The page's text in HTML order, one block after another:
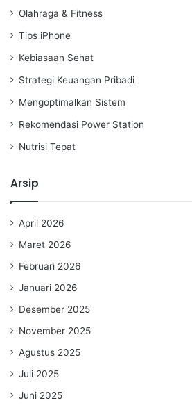
Olahraga & Fitness
Tips iPhone
Kebiasaan Sehat
Strategi Keuangan Pribadi
Mengoptimalkan Sistem
Rekomendasi Power Station
Nutrisi Tepat
Arsip
April 2026
Maret 2026
Februari 2026
Januari 2026
Desember 2025
November 2025
Agustus 2025
Juli 2025
Juni 2025